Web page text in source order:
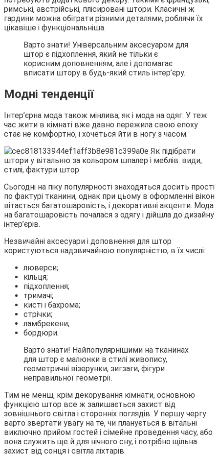
римські, австрійські, плісировані штори. Класичні ж
гардини можна обіграти різними деталями, роблячи їх
цікавіше і функціональніша.
Варто знати! Універсальним аксесуаром для
штор є підхоплення, який не тільки є
корисним доповненням, але і допомагає
вписати штору в будь-який стиль інтер’єру.
Модні тенденції
Інтер’єрна мода також мінлива, як і мода на одяг. У теж
час жити в кімнаті вже давно пережила свою епоху
стає не комфортно, і хочеться йти в ногу з часом.
Сьогодні на піку популярності знаходяться досить прості
по фактурі тканини, однак при цьому в оформленні вікон
вітається багатошаровість, і декоративні акценти. Мода
на багатошаровість почалася з одягу і дійшла до дизайну
інтер’єрів.
Незвичайні аксесуари і доповнення для штор
користуються надзвичайною популярністю, в їх числі:
люверси;
кільця;
підхоплення;
тримачі;
кисті і бахрома;
стрічки;
ламбрекени;
бордюри.
Варто знати! Найпопулярнішими на тканинах
для штор є малюнки в стилі живопису,
геометричні візерунки, зигзаги, фігури
неправильної геометрії.
Тим не менш, крім декорування кімнати, основною
функцією штор все ж залишається захист від
зовнішнього світла і сторонніх поглядів. У першу чергу
варто звертати увагу на те, чи планується в вітальні
виключно прийом гостей і сімейне проведення часу, або
вона служить ще й для нічного сну, і потрібно щільна
захист від сонця і світла ліхтарів.